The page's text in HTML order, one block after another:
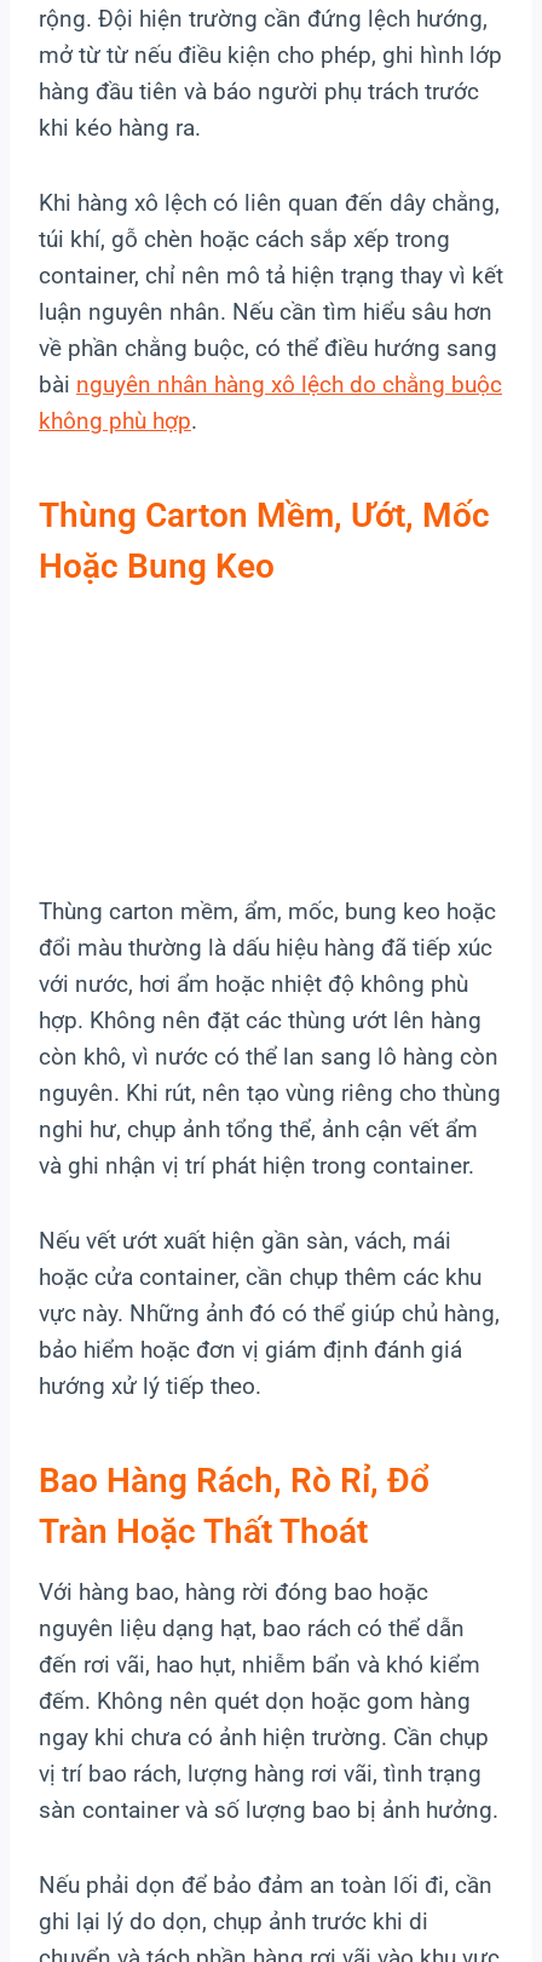
rộng. Đội hiện trường cần đứng lệch hướng,
mở từ từ nếu điều kiện cho phép, ghi hình lớp
hàng đầu tiên và báo người phụ trách trước
khi kéo hàng ra.
Khi hàng xô lệch có liên quan đến dây chằng,
túi khí, gỗ chèn hoặc cách sắp xếp trong
container, chỉ nên mô tả hiện trạng thay vì kết
luận nguyên nhân. Nếu cần tìm hiểu sâu hơn
về phần chằng buộc, có thể điều hướng sang
bài nguyên nhân hàng xô lệch do chằng buộc
không phù hợp.
Thùng Carton Mềm, Ướt, Mốc
Hoặc Bung Keo
Thùng carton mềm, ẩm, mốc, bung keo hoặc
đổi màu thường là dấu hiệu hàng đã tiếp xúc
với nước, hơi ẩm hoặc nhiệt độ không phù
hợp. Không nên đặt các thùng ướt lên hàng
còn khô, vì nước có thể lan sang lô hàng còn
nguyên. Khi rút, nên tạo vùng riêng cho thùng
nghi hư, chụp ảnh tổng thể, ảnh cận vết ẩm
và ghi nhận vị trí phát hiện trong container.
Nếu vết ướt xuất hiện gần sàn, vách, mái
hoặc cửa container, cần chụp thêm các khu
vực này. Những ảnh đó có thể giúp chủ hàng,
bảo hiểm hoặc đơn vị giám định đánh giá
hướng xử lý tiếp theo.
Bao Hàng Rách, Rò Rỉ, Đổ
Tràn Hoặc Thất Thoát
Với hàng bao, hàng rời đóng bao hoặc
nguyên liệu dạng hạt, bao rách có thể dẫn
đến rơi vãi, hao hụt, nhiễm bẩn và khó kiểm
đếm. Không nên quét dọn hoặc gom hàng
ngay khi chưa có ảnh hiện trường. Cần chụp
vị trí bao rách, lượng hàng rơi vãi, tình trạng
sàn container và số lượng bao bị ảnh hưởng.
Nếu phải dọn để bảo đảm an toàn lối đi, cần
ghi lại lý do dọn, chụp ảnh trước khi di